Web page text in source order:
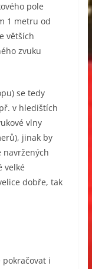
pole
1 metru od
větších
zvuku
se tedy
v hledištích
vlny
jinak by
velké
dobře, tak
pokračovat i